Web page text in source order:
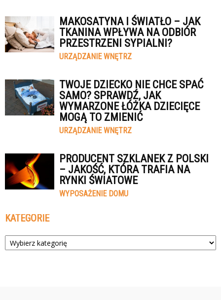
MAKOSATYNA I ŚWIATŁO – JAK
TKANINA WPŁYWA NA ODBIÓR
PRZESTRZENI SYPIALNI?
URZĄDZANIE WNĘTRZ
TWOJE DZIECKO NIE CHCE SPAĆ
SAMO? SPRAWDŹ, JAK
WYMARZONE ŁÓŻKA DZIECIĘCE
MOGĄ TO ZMIENIĆ
URZĄDZANIE WNĘTRZ
PRODUCENT SZKLANEK Z POLSKI
– JAKOŚĆ, KTÓRA TRAFIA NA
RYNKI ŚWIATOWE
WYPOSAŻENIE DOMU
KATEGORIE
Kategorie